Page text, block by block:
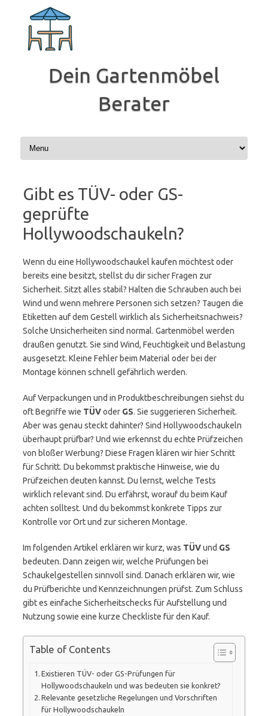
Inhalt
springen
Dein Gartenmöbel
Berater
Gibt es TÜV- oder GS-
geprüfte
Hollywoodschaukeln?
Wenn du eine Hollywoodschaukel kaufen möchtest oder
bereits eine besitzt, stellst du dir sicher Fragen zur
Sicherheit. Sitzt alles stabil? Halten die Schrauben auch bei
Wind und wenn mehrere Personen sich setzen? Taugen die
Etiketten auf dem Gestell wirklich als Sicherheitsnachweis?
Solche Unsicherheiten sind normal. Gartenmöbel werden
draußen genutzt. Sie sind Wind, Feuchtigkeit und Belastung
ausgesetzt. Kleine Fehler beim Material oder bei der
Montage können schnell gefährlich werden.
Auf Verpackungen und in Produktbeschreibungen siehst du
oft Begriffe wie TÜVoder GS. Sie suggerieren Sicherheit.
Aber was genau steckt dahinter? Sind Hollywoodschaukeln
überhaupt prüfbar? Und wie erkennst du echte Prüfzeichen
von bloßer Werbung? Diese Fragen klären wir hier Schritt
für Schritt. Du bekommst praktische Hinweise, wie du
Prüfzeichen deuten kannst. Du lernst, welche Tests
wirklich relevant sind. Du erfährst, worauf du beim Kauf
achten solltest. Und du bekommst konkrete Tipps zur
Kontrolle vor Ort und zur sicheren Montage.
Im folgenden Artikel erklären wir kurz, was TÜVund GS
bedeuten. Dann zeigen wir, welche Prüfungen bei
Schaukelgestellen sinnvoll sind. Danach erklären wir, wie
du Prüfberichte und Kennzeichnungen prüfst. Zum Schluss
gibt es einfache Sicherheitschecks für Aufstellung und
Nutzung sowie eine kurze Checkliste für den Kauf.
Table of Contents
Existieren TÜV- oder GS-Prüfungen für
Hollywoodschaukeln und was bedeuten sie konkret?
Relevante gesetzliche Regelungen und Vorschriften
für Hollywoodschaukeln